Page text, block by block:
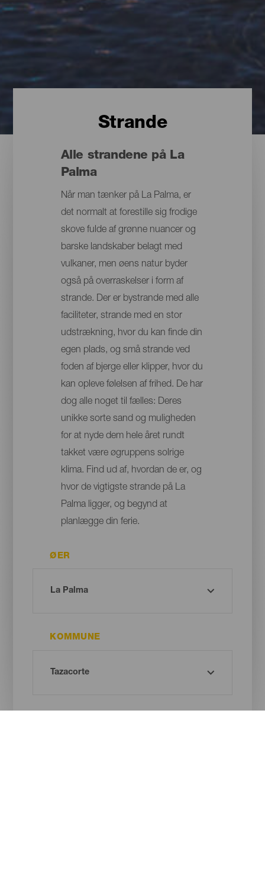
Strande
Alle strandene på La
Palma
Når man tænker på La Palma, er
det normalt at forestille sig frodige
skove fulde af grønne nuancer og
barske landskaber belagt med
vulkaner, men øens natur byder
også på overraskelser i form af
strande. Der er bystrande med alle
faciliteter, strande med en stor
udstrækning, hvor du kan finde din
egen plads, og små strande ved
foden af bjerge eller klipper, hvor du
kan opleve følelsen af frihed. De har
dog alle noget til fælles: Deres
unikke sorte sand og muligheden
for at nyde dem hele året rundt
takket være øgruppens solrige
klima. Find ud af, hvordan de er, og
hvor de vigtigste strande på La
Palma ligger, og begynd at
planlægge din ferie.
ØER
KOMMUNE